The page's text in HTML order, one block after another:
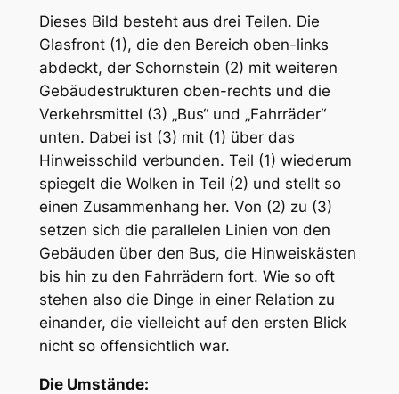
Dieses Bild besteht aus drei Teilen. Die
Glasfront (1), die den Bereich oben-links
abdeckt, der Schornstein (2) mit weiteren
Gebäudestrukturen oben-rechts und die
Verkehrsmittel (3) „Bus“ und „Fahrräder“
unten. Dabei ist (3) mit (1) über das
Hinweisschild verbunden. Teil (1) wiederum
spiegelt die Wolken in Teil (2) und stellt so
einen Zusammenhang her. Von (2) zu (3)
setzen sich die parallelen Linien von den
Gebäuden über den Bus, die Hinweiskästen
bis hin zu den Fahrrädern fort. Wie so oft
stehen also die Dinge in einer Relation zu
einander, die vielleicht auf den ersten Blick
nicht so offensichtlich war.
Die Umstände: